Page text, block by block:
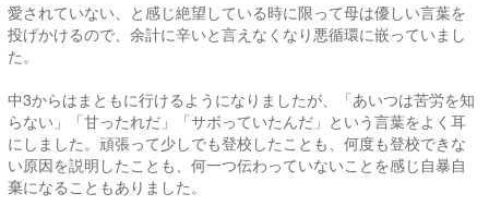
愛されていない、と感じ絶望している時に限って母は優しい言葉を
投げかけるので、余計に辛いと言えなくなり悪循環に嵌っていまし
た。
中3からはまともに行けるようになりましたが、「あいつは苦労を知
らない」「甘ったれだ」「サボっていたんだ」という言葉をよく耳
にしました。頑張って少しでも登校したことも、何度も登校できな
い原因を説明したことも、何一つ伝わっていないことを感じ自暴自
棄になることもありました。